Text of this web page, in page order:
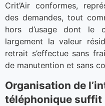
Crit’Air conformes,
des demandes, tout
hors d’usage dont le
largement la valeur
retrait s’effectue sans
de manutention et sans
Organisation de
téléphonique suffit